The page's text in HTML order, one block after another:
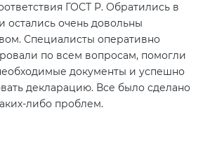
ГОСТ Р. Обратились в
остались очень довольны
Специалисты оперативно
по всем вопросам, помогли
документы и успешно
декларацию. Все было сделано
либо проблем.